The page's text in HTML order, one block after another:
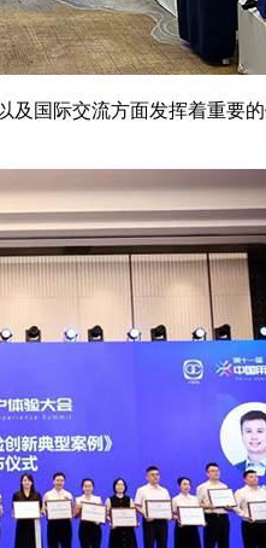
国际交流方面发挥着重要